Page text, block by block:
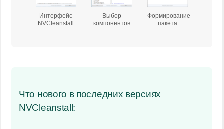
Интерфейс
NVCleanstall
Выбор
компонентов
Формирование
пакета
Что нового в последних версиях
NVCleanstall: